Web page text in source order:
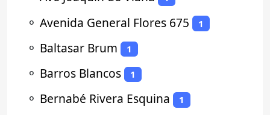
⚬ Avenida General Flores 675 1
⚬ Baltasar Brum 1
⚬ Barros Blancos 1
⚬ Bernabé Rivera Esquina 1